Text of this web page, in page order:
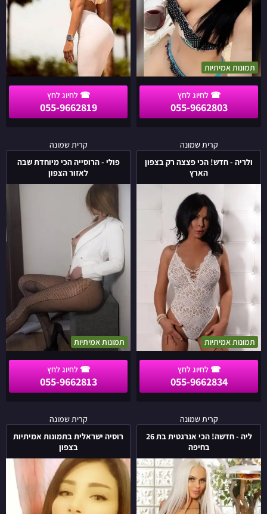
תמונות אמיתיות
055-9662803
055-9662819
קרית שמונה
ולריה - חדש! הכי פצצה רק בצפון
הארץ
תמונות אמיתיות
055-9662834
ולריה
-
חדש!
הכי
פצצה
רק
בצפון
הארץ
קרית שמונה
פולי - הרוסייה הכי מיוחדת שבה
לאזור הצפון
תמונות אמיתיות
055-9662813
פולי
-
הרוסייה
הכי
קרית שמונה
ליה - חדשה! הכי אנרגטית בת 26
בחיפה
ליה
-
חדשה!
הכי
אנרגטית
בת
26
קרית שמונה
רוסיה ישראלית בתמונות אמיתיות
בצפון
רוסיה
ישראלית
בתמונות
אמיתיות
בצפון